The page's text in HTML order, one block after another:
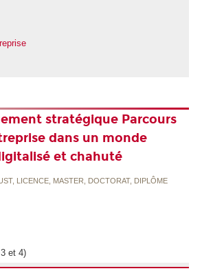
stratégique Parcours
dans un monde
et chahuté
LICENCE, MASTER, DOCTORAT, DIPLÔME
et 4)